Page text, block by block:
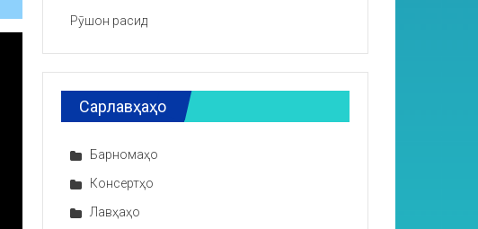
Рӯшон расид
Сарлавҳаҳо
Барномаҳо
Консертҳо
Лавҳаҳо